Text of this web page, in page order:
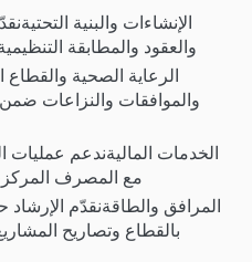
الإنشاءات والبنية
والعقود والمطابقة
الرعاية الصحية والقطاع
والموافقات والنزاعات
الخدمات الماليةندعم عمليات
مع المصرف المركزي
المرافق والطاقةنقدّم الإرشاد
بالقطاع وتصاريح